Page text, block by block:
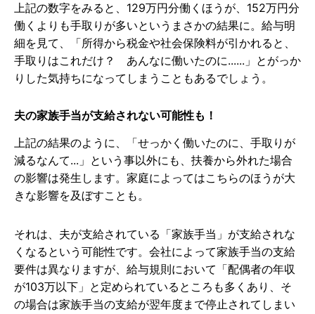
上記の数字をみると、129万円分働くほうが、152万円分
働くよりも手取りが多いというまさかの結果に。給与明
細を見て、「所得から税金や社会保険料が引かれると、
手取りはこれだけ？ あんなに働いたのに......」とがっか
りした気持ちになってしまうこともあるでしょう。
夫の家族手当が支給されない可能性も！
上記の結果のように、「せっかく働いたのに、手取りが
減るなんて...」という事以外にも、扶養から外れた場合
の影響は発生します。家庭によってはこちらのほうが大
きな影響を及ぼすことも。
それは、夫が支給されている「家族手当」が支給されな
くなるという可能性です。会社によって家族手当の支給
要件は異なりますが、給与規則において「配偶者の年収
が103万以下」と定められているところも多くあり、そ
の場合は家族手当の支給が翌年度まで停止されてしまい